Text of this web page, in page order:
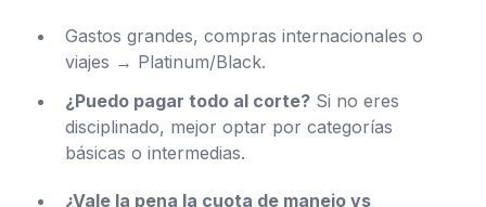
Gastos grandes, compras internacionales o
viajes → Platinum/Black.
¿Puedo pagar todo al corte? Si no eres
disciplinado, mejor optar por categorías
básicas o intermedias.
¿Vale la pena la cuota de manejo vs